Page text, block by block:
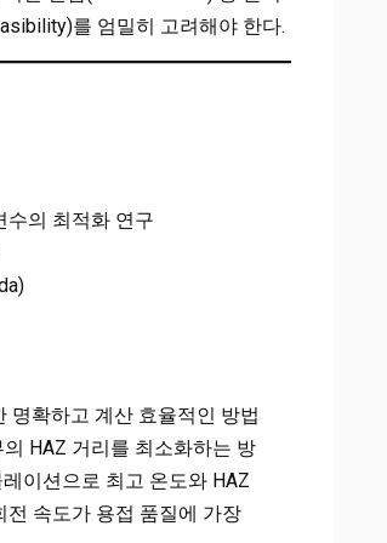
를 엄밀히 고려해야 한다.
의 최적화 연구
명확하고 계산 효율적인 방법
HAZ 거리를 최소화하는 방
이션으로 최고 온도와 HAZ
전 속도가 용접 품질에 가장